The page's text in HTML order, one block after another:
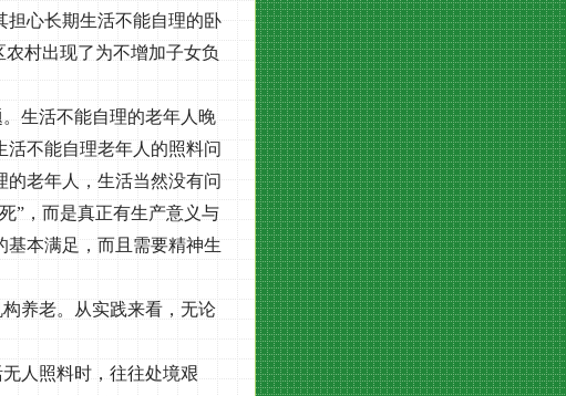
担心长期生活不能自理的卧
村出现了为不增加子女负
生活不能自理的老年人晚
不能自理老年人的照料问
的老年人，生活当然没有问
”，而是真正有生产意义与
基本满足，而且需要精神生
养老。从实践来看，无论
人照料时，往往处境艰